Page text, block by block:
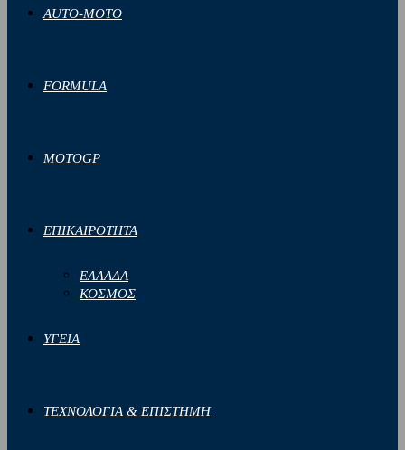
AUTO-MOTO
FORMULA
MOTOGP
ΕΠΙΚΑΙΡΟΤΗΤΑ
ΕΛΛΑΔΑ
ΚΟΣΜΟΣ
ΥΓΕΙΑ
ΤΕΧΝΟΛΟΓΙΑ & ΕΠΙΣΤΗΜΗ